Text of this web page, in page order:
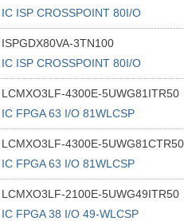
IC ISP CROSSPOINT 80I/O
100TQFP
ISPGDX80VA-3TN100
IC ISP CROSSPOINT 80I/O
100TQFP
LCMXO3LF-4300E-5UWG81ITR50
IC FPGA 63 I/O 81WLCSP
LCMXO3LF-4300E-5UWG81CTR50
IC FPGA 63 I/O 81WLCSP
LCMXO3LF-2100E-5UWG49ITR50
IC FPGA 38 I/O 49-WLCSP